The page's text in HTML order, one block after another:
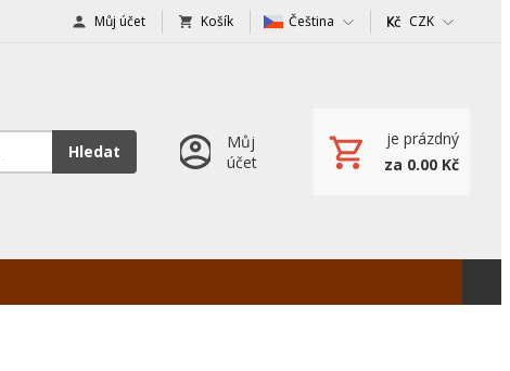
Můj účet Košík Čeština CZK
Hledat
Můj
účet
je prázdný
za 0.00 Kč